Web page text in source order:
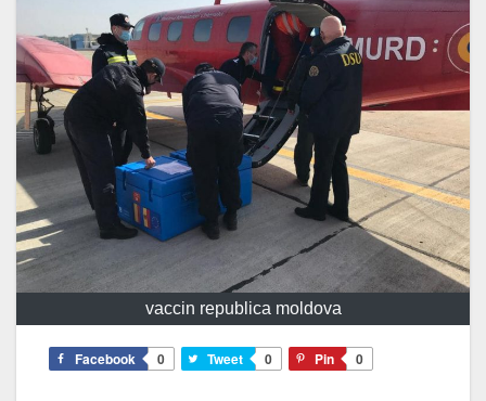
vaccin republica moldova
Facebook 0 Tweet 0 Pin 0